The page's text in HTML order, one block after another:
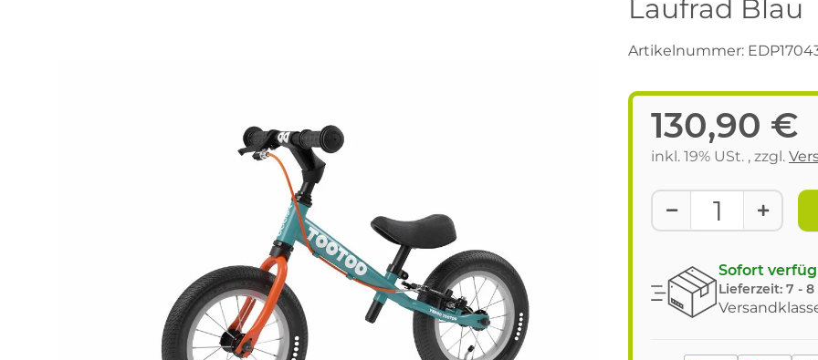
Laufrad Blau
Artikelnummer:
130,90 €
inkl. 19% USt. , zzgl.
Sofort
Lieferzeit: 7 -